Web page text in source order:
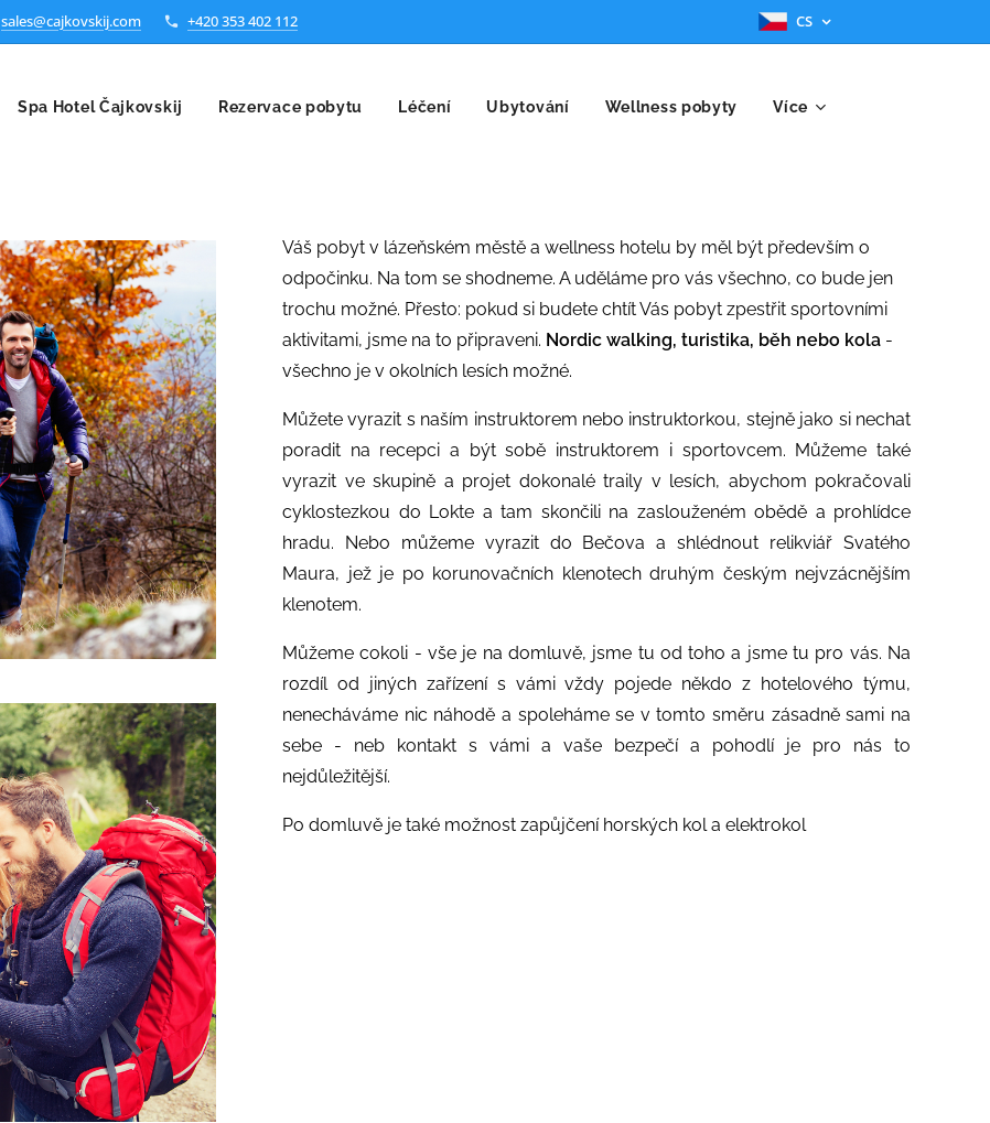
sales@cajkovskij.com +420 353 402 112 CS
Spa Hotel Čajkovskij Rezervace pobytu Léčení Ubytování Wellness pobyty Více
Váš pobyt v lázeňském městě a wellness hotelu by měl být především o
odpočinku. Na tom se shodneme. A uděláme pro vás všechno, co bude jen
trochu možné. Přesto: pokud si budete chtít Vás pobyt zpestřit sportovními
aktivitami, jsme na to připraveni. Nordic walking, turistika, běh nebo kola -
všechno je v okolních lesích možné.
Můžete vyrazit s naším instruktorem nebo instruktorkou, stejně jako si nechat
poradit na recepci a být sobě instruktorem i sportovcem. Můžeme také
vyrazit ve skupině a projet dokonalé traily v lesích, abychom pokračovali
cyklostezkou do Lokte a tam skončili na zaslouženém obědě a prohlídce
hradu. Nebo můžeme vyrazit do Bečova a shlédnout relikviář Svatého
Maura, jež je po korunovačních klenotech druhým českým nejvzácnějším
klenotem.
Můžeme cokoli - vše je na domluvě, jsme tu od toho a jsme tu pro vás. Na
rozdíl od jiných zařízení s vámi vždy pojede někdo z hotelového týmu,
nenecháváme nic náhodě a spoleháme se v tomto směru zásadně sami na
sebe - neb kontakt s vámi a vaše bezpečí a pohodlí je pro nás to
nejdůležitější.
Po domluvě je také možnost zapůjčení horských kol a elektrokol